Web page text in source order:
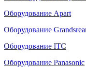
Оборудование Apart
Оборудование
Оборудование ITC
Оборудование Panasonic